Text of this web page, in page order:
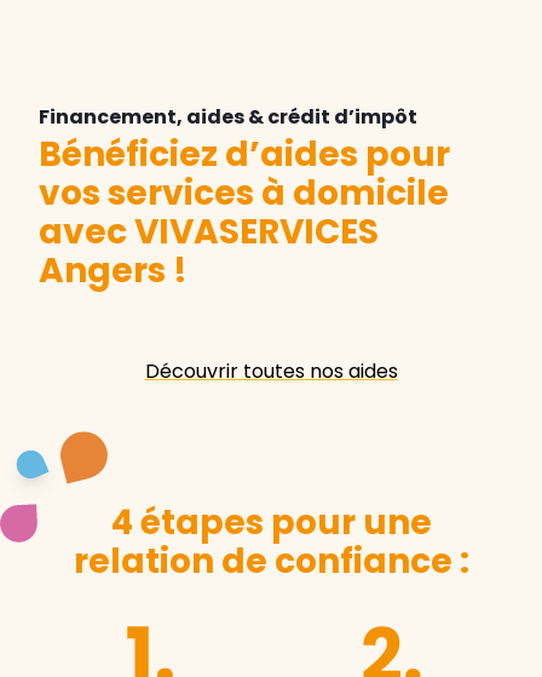
Financement, aides & crédit d’impôt
Bénéficiez d’aides pour
vos services à domicile
avec VIVASERVICES
Angers !
Découvrir toutes nos aides
4 étapes pour une
relation de confiance :